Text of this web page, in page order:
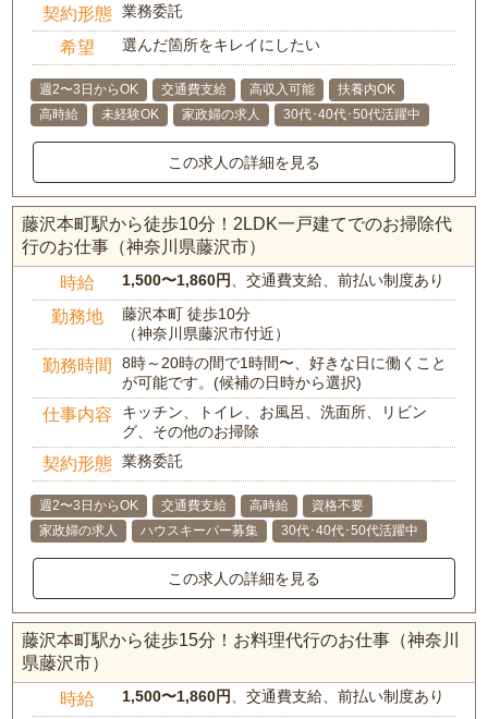
契約形態 業務委託
希望 選んだ箇所をキレイにしたい
週2〜3日からOK 交通費支給 高収入可能
扶養内OK
高時給
未経験OK 家政婦の求人 30代･40代･50代活躍中
この求人の詳細を見る
藤沢本町駅から徒歩10分！2LDK一戸建てでのお掃除代
行のお仕事（神奈川県藤沢市）
時給 1,500〜1,860円 、交通費支給、前払い制度あり
勤務地
藤沢本町 徒歩10分
（神奈川県藤沢市付近）
勤務時間
8時～20時の間で1時間〜、好きな日に働くこと
が可能です。(候補の日時から選択)
仕事内容
キッチン、トイレ、お風呂、洗面所、リビン
グ、その他のお掃除
契約形態 業務委託
週2〜3日からOK 交通費支給 高時給
資格不要
家政婦の求人
ハウスキーパー募集 30代･40代･50代活躍中
この求人の詳細を見る
藤沢本町駅から徒歩15分！お料理代行のお仕事（神奈川
県藤沢市）
時給 1,500〜1,860円 、交通費支給、前払い制度あり